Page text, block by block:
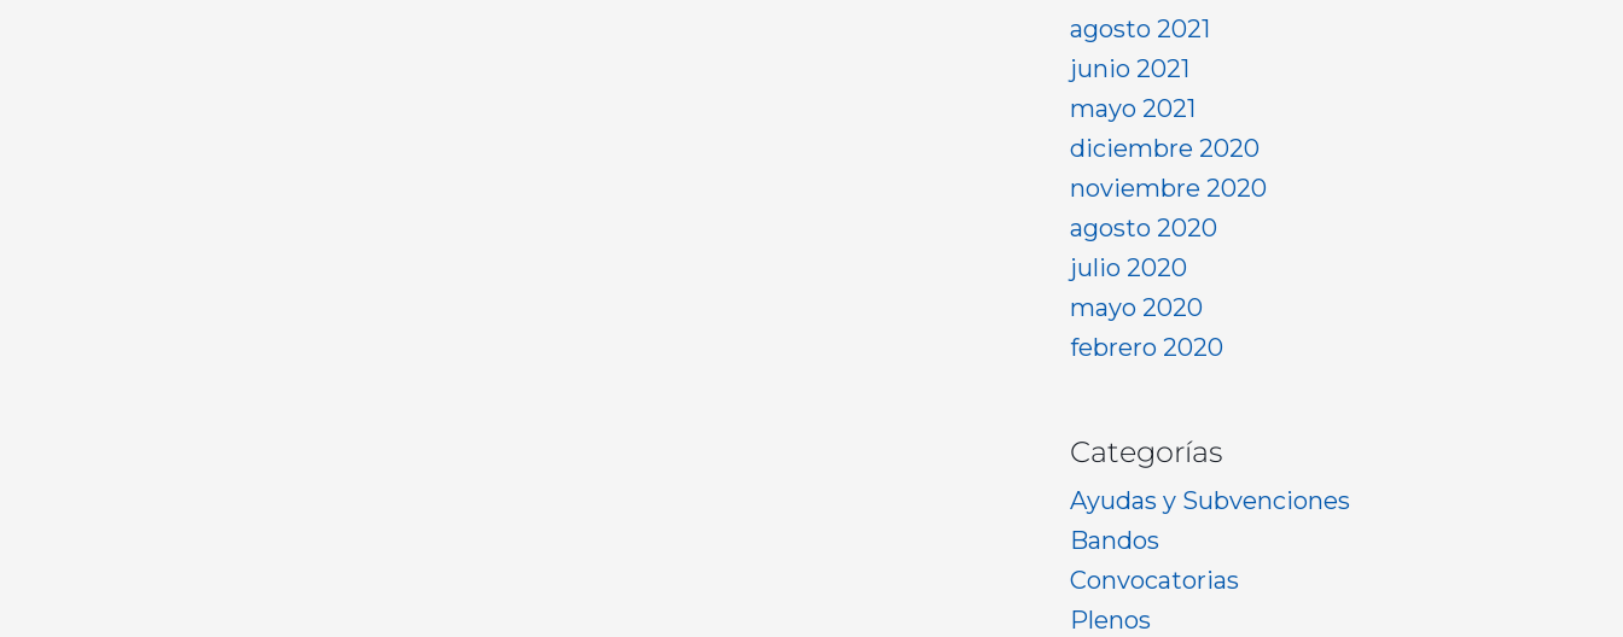
agosto 2021
junio 2021
mayo 2021
diciembre 2020
noviembre 2020
agosto 2020
julio 2020
mayo 2020
febrero 2020
Categorías
Ayudas y Subvenciones
Bandos
Convocatorias
Plenos